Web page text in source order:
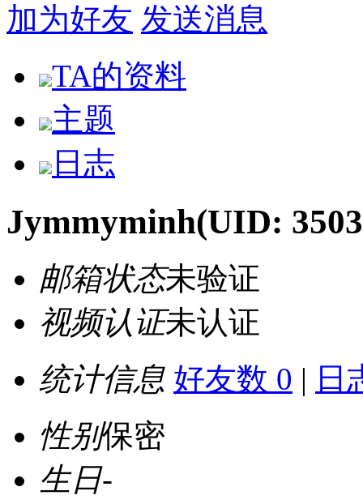
加为好友 发送消息
TA的资料
主题
日志
Jymmyminh(UID:
邮箱状态未验证
视频认证未认证
统计信息 好友数 0 | 日
性别保密
生日-